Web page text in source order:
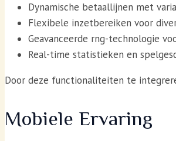
Dynamische betaallijnen met
Flexibele inzetbereiken voor
Geavanceerde rng-technologie
Real-time statistieken en
Door deze functionaliteiten te
Mobiele Ervaring